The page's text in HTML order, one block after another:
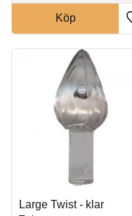
Köp
Large Twist - klar